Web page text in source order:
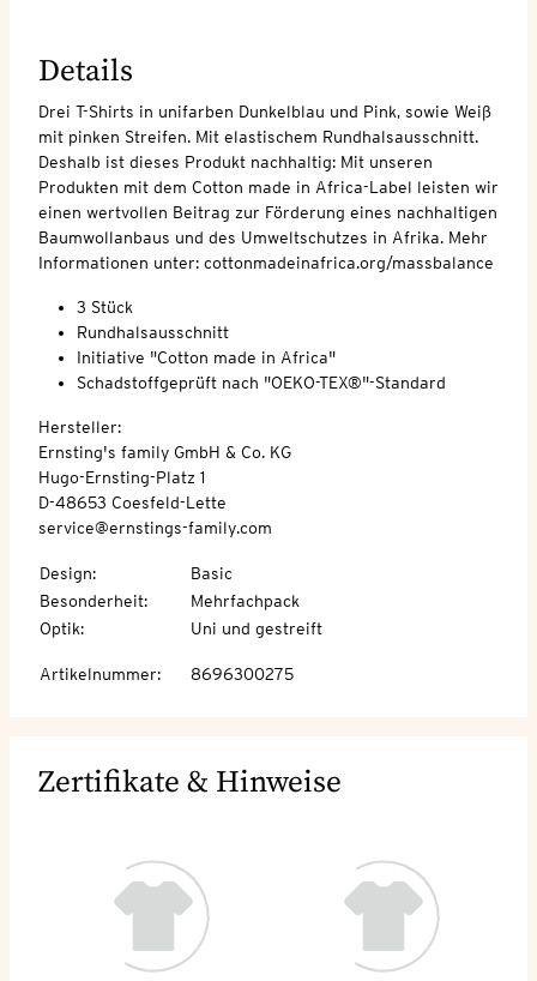
Details
Drei T-Shirts in unifarben Dunkelblau und Pink, sowie Weiß
mit pinken Streifen. Mit elastischem Rundhalsausschnitt.
Deshalb ist dieses Produkt nachhaltig: Mit unseren
Produkten mit dem Cotton made in Africa-Label leisten wir
einen wertvollen Beitrag zur Förderung eines nachhaltigen
Baumwollanbaus und des Umweltschutzes in Afrika. Mehr
Informationen unter: cottonmadeinafrica.org/massbalance
3 Stück
Rundhalsausschnitt
Initiative "Cotton made in Africa"
Schadstoffgeprüft nach "OEKO-TEX®"-Standard
Hersteller:
Ernsting's family GmbH & Co. KG
Hugo-Ernsting-Platz 1
D-48653 Coesfeld-Lette
service@ernstings-family.com
Design:
Basic
Besonderheit:
Mehrfachpack
Optik: Uni und gestreift
Artikelnummer: 8696300275
Zertifikate & Hinweise